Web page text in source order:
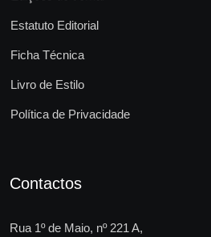
Estatuto Editorial
Ficha Técnica
Livro de Estilo
Política de Privacidade
Contactos
Rua 1º de Maio, nº 221 A,